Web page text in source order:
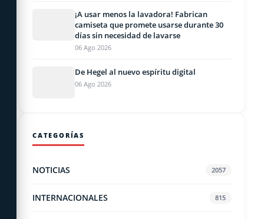
¡A usar menos la lavadora! Fabrican
camiseta que promete usarse durante 30
días sin necesidad de lavarse
06 Ago 2026
De Hegel al nuevo espíritu digital
06 Ago 2026
CATEGORÍAS
NOTICIAS 2057
INTERNACIONALES 815